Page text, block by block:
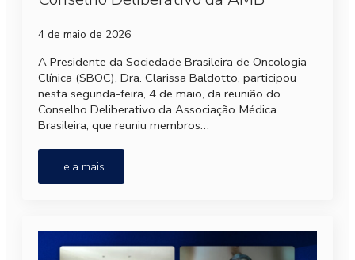
4 de maio de 2026
A Presidente da Sociedade Brasileira de Oncologia
Clínica (SBOC), Dra. Clarissa Baldotto, participou
nesta segunda-feira, 4 de maio, da reunião do
Conselho Deliberativo da Associação Médica
Brasileira, que reuniu membros…
Leia mais